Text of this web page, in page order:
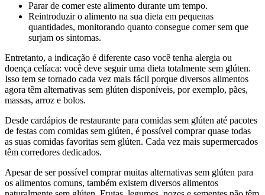
Parar de comer este alimento durante um tempo.
Reintroduzir o alimento na sua dieta em pequenas
quantidades, monitorando quanto consegue comer sem que
surjam os sintomas.
Entretanto, a indicação é diferente caso você tenha alergia ou
doença celíaca: você deve seguir uma dieta totalmente sem glúten.
Isso tem se tornado cada vez mais fácil porque diversos alimentos
agora têm alternativas sem glúten disponíveis, por exemplo, pães,
massas, arroz e bolos.
Desde cardápios de restaurante para comidas sem glúten até pacotes
de festas com comidas sem glúten, é possível comprar quase todas
as suas comidas favoritas sem glúten. Cada vez mais supermercados
têm corredores dedicados.
Apesar de ser possível comprar muitas alternativas sem glúten para
os alimentos comuns, também existem diversos alimentos